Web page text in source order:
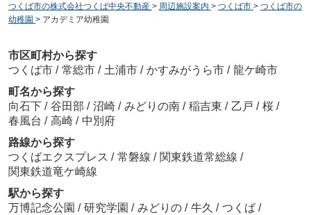
つくば市の株式会社つくば中央不動産 > 周辺施設案内 > つくば市 > つくば市の
幼稚園 > アカデミア幼稚園
市区町村から探す
つくば市 / 常総市 / 土浦市 / かすみがうら市 / 龍ケ崎市
町名から探す
向石下 / 谷田部 / 沼崎 / みどりの南 / 稲吉東 / 乙戸 / 桜 /
春風台 / 高崎 / 中別府
路線から探す
つくばエクスプレス / 常磐線 / 関東鉄道常総線 /
関東鉄道竜ケ崎線
駅から探す
万博記念公園 / 研究学園 / みどりの / 牛久 / つくば /